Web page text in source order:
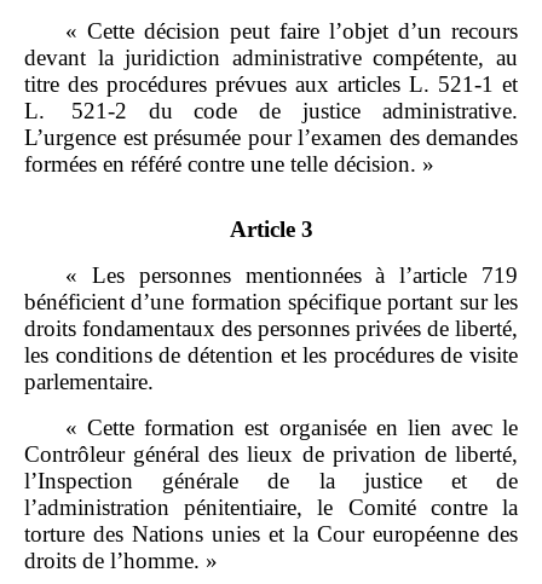
« Cette décision peut faire l’objet d’un recours
devant la juridiction administrative compétente, au
titre des procédures prévues aux articles L. 521‑1 et
L. 521‑2 du code de justice administrative.
L’urgence est présumée pour l’examen des demandes
formées en référé contre une telle décision. »
Article 3
« Les personnes mentionnées à l’article 719
bénéficient d’une formation spécifique portant sur les
droits fondamentaux des personnes privées de liberté,
les conditions de détention et les procédures de visite
parlementaire.
« Cette formation est organisée en lien avec le
Contrôleur général des lieux de privation de liberté,
l’Inspection générale de la justice et de
l’administration pénitentiaire, le Comité contre la
torture des Nations unies et la Cour européenne des
droits de l’homme. »